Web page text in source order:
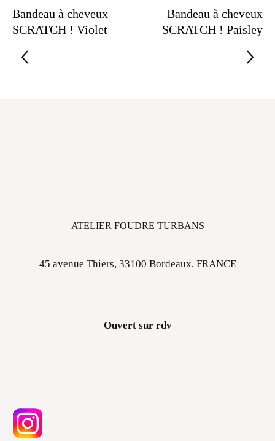
Bandeau à cheveux
SCRATCH ! Violet
Bandeau à cheveux
SCRATCH ! Paisley
ATELIER FOUDRE TURBANS
45 avenue Thiers, 33100 Bordeaux, FRANCE
Ouvert sur rdv